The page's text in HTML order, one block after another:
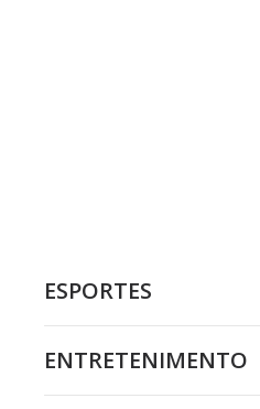
ESPORTES
ENTRETENIMENTO